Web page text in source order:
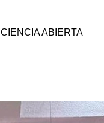
CIENCIA ABIERTA